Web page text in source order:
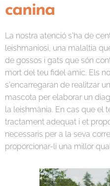
canina
La nostra atenció s'ha de
leishmaniosi, una malaltia
de gossos i gats que són
mort del teu fidel amic. Els
s'encarregaran de realitzar
mascota per elaborar un
la leishmània. En cas que el
tractament adequat i et
necessaris per a la seva
proporcionar-li una millor